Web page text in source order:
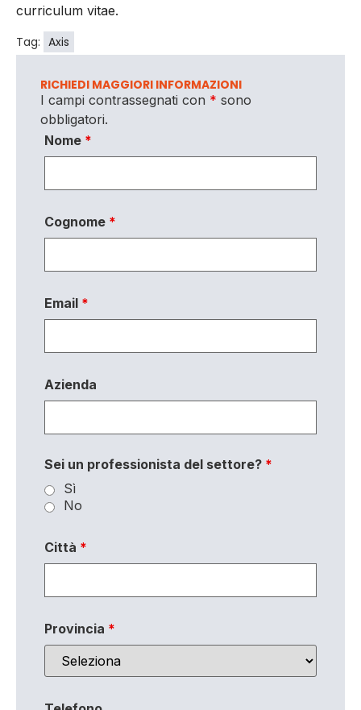
curriculum vitae.
Tag: Axis
RICHIEDI MAGGIORI INFORMAZIONI
I campi contrassegnati con * sono
obbligatori.
Nome *
Cognome *
Email *
Azienda
Sei un professionista del settore? *
Sì
No
Città *
Provincia *